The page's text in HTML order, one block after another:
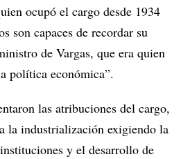
ocupó el cargo desde 1934
son capaces de recordar su
de Vargas, que era quien
política económica”.
las atribuciones del cargo,
la industrialización exigiendo la
y el desarrollo de